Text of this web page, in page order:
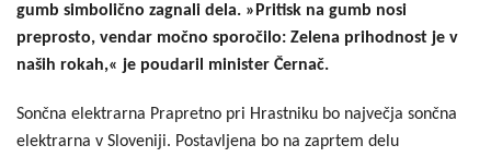
gumb simbolično zagnali dela. »Pritisk na gumb nosi
preprosto, vendar močno sporočilo: Zelena prihodnost je v
naših rokah,« je poudaril minister Černač.
Sončna elektrarna Prapretno pri Hrastniku bo največja sončna
elektrarna v Sloveniji. Postavljena bo na zaprtem delu